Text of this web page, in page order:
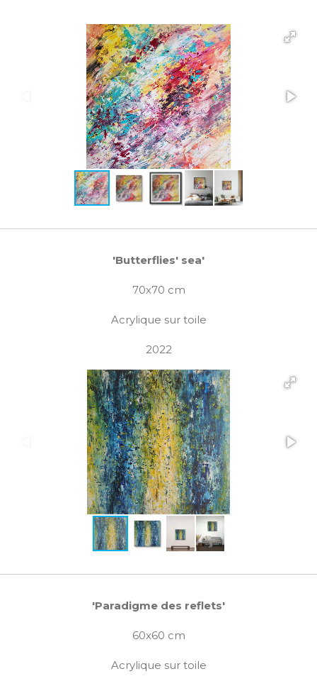
'Butterflies' sea'
70x70 cm
Acrylique sur toile
2022
'Paradigme des reflets'
60x60 cm
Acrylique sur toile